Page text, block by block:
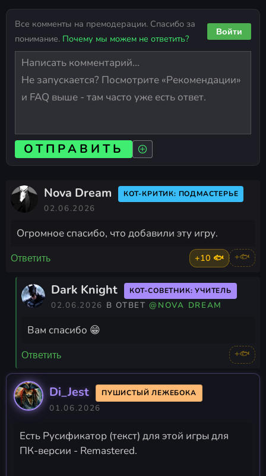
Все комменты на премодерации. Спасибо за
понимание. Почему мы можем не ответить?
Войти
ОТПРАВИТЬ
Nova Dream КОТ-КРИТИК: ПОДМАСТЕРЬЕ
02.06.2026
Огромное спасибо, что добавили эту игру.
Ответить +10 🐟 +🐟
Dark Knight КОТ-СОВЕТНИК: УЧИТЕЛЬ
02.06.2026 В ОТВЕТ@NOVA DREAM
Вам спасибо 😁
Ответить +🐟
Di_Jest ПУШИСТЫЙ ЛЕЖЕБОКА
01.06.2026
Есть Русификатор (текст) для этой игры для
ПК-версии - Remastered.